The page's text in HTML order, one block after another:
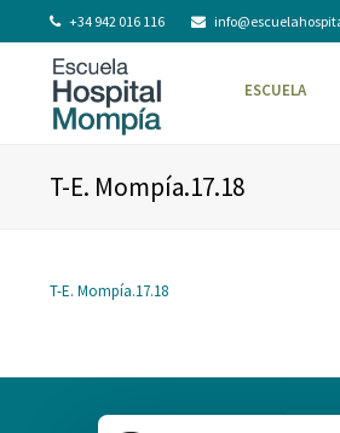
+34 942 016 116
ESCUELA
T-E. Mompía.17.18
T-E. Mompía.17.18